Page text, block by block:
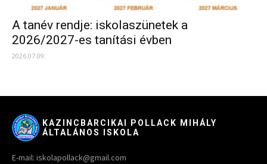
A tanév rendje: iskolaszünetek a
2026/2027-es tanítási évben
2026.07.09.
KAZINCBARCIKAI POLLACK MIHÁLY
ÁLTALÁNOS ISKOLA
E-mail: iskolapollack@gmail.com